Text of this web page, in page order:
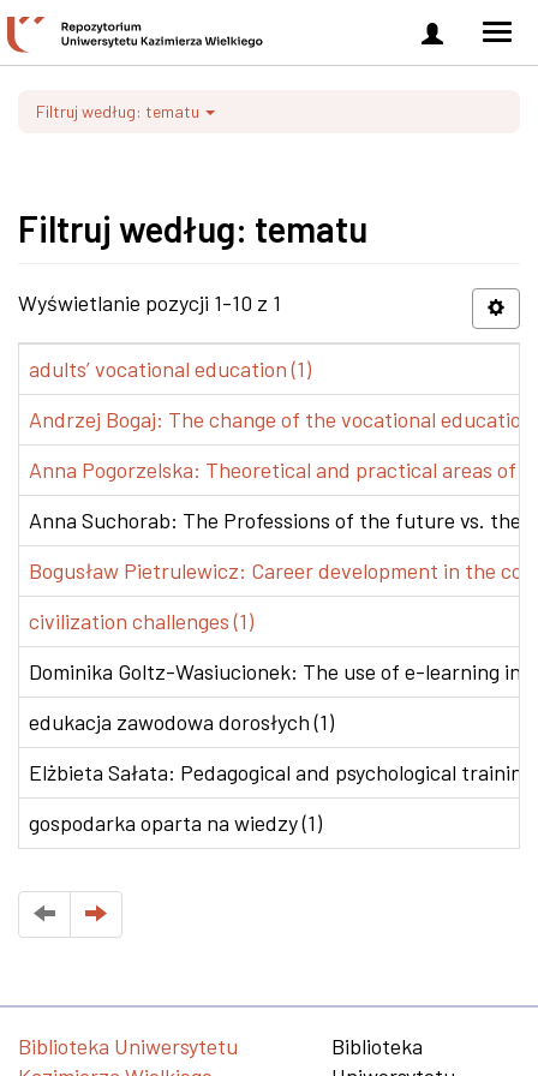
Zaloguj
się
Filtruj według: tematu
Filtruj według: tematu
Wyświetlanie pozycji 1-10 z 1
adults’ vocational education (1)
Andrzej Bogaj: The change of the vocational
Anna Pogorzelska: Theoretical and practical areas of
Anna Suchorab: The Professions of the future vs. the
Bogusław Pietrulewicz: Career development in the
civilization challenges (1)
Dominika Goltz-Wasiucionek: The use of e-learning in
edukacja zawodowa dorosłych (1)
Elżbieta Sałata: Pedagogical and psychological
gospodarka oparta na wiedzy (1)
Biblioteka Uniwersytetu
Biblioteka